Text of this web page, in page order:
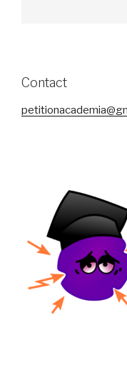
Contact